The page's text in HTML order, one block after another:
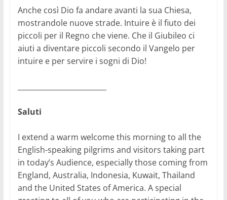
Anche così Dio fa andare avanti la sua Chiesa,
mostrandole nuove strade. Intuire è il fiuto dei
piccoli per il Regno che viene. Che il Giubileo ci
aiuti a diventare piccoli secondo il Vangelo per
intuire e per servire i sogni di Dio!
Saluti
I extend a warm welcome this morning to all the
English-speaking pilgrims and visitors taking part
in today’s Audience, especially those coming from
England, Australia, Indonesia, Kuwait, Thailand
and the United States of America. A special